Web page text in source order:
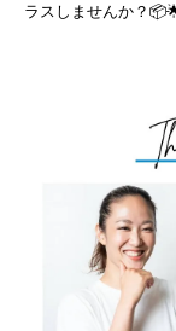
ラスしませんか？